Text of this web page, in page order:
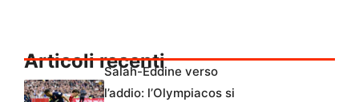
Articoli recenti
Salah-Eddine verso
l’addio: l’Olympiacos si